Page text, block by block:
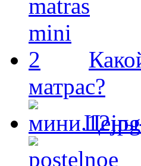
матрас?